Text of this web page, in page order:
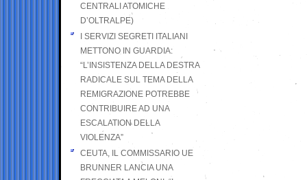
CENTRALI ATOMICHE
D’OLTRALPE)
I SERVIZI SEGRETI ITALIANI
METTONO IN GUARDIA:
“L’INSISTENZA DELLA DESTRA
RADICALE SUL TEMA DELLA
REMIGRAZIONE POTREBBE
CONTRIBUIRE AD UNA
ESCALATION DELLA
VIOLENZA”
CEUTA, IL COMMISSARIO UE
BRUNNER LANCIA UNA